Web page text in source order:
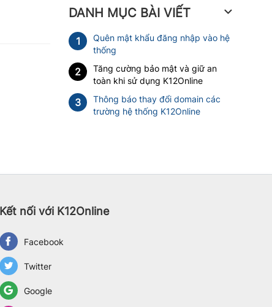
DANH MỤC BÀI VIẾT
1
Quên mật khẩu đăng nhập vào hệ
thống
2
Tăng cường bảo mật và giữ an
toàn khi sử dụng K12Online
3
Thông báo thay đổi domain các
trường hệ thống K12Online
Kết nối với K12Online
Facebook
Twitter
Google